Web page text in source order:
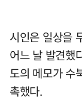
시인은 일상을
어느 날 발견했
도의 메모가 수
촉했다.